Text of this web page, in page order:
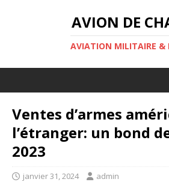
AVION DE
AVIATION MILITAIRE &
Ventes d’armes
l’étranger: un bond
2023
janvier 31, 2024 admin